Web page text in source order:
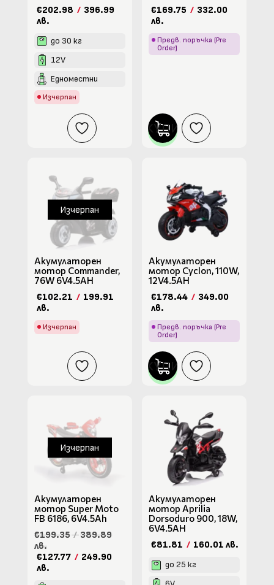
€202.98 / 396.99
лв.
до 30 кг
12V
Едноместни
Изчерпан
€169.75 / 332.00
лв.
Предв. поръчка (Pre
Order)
КУПИ
Изчерпан
Акумулаторен
мотор Commander,
76W 6V4.5AH
€102.21 / 199.91
лв.
Изчерпан
Акумулаторен
мотор Cyclon, 110W,
12V4.5AH
€178.44 / 349.00
лв.
Предв. поръчка (Pre
Order)
КУПИ
Изчерпан
Акумулаторен
мотор Super Moto
FB 6186, 6V4.5Ah
€199.35/389.89
лв.
€127.77 / 249.90
лв.
Акумулаторен
мотор Aprilia
Dorsoduro 900, 18W,
6V4.5AH
€81.81 / 160.01 лв.
до 25 кг